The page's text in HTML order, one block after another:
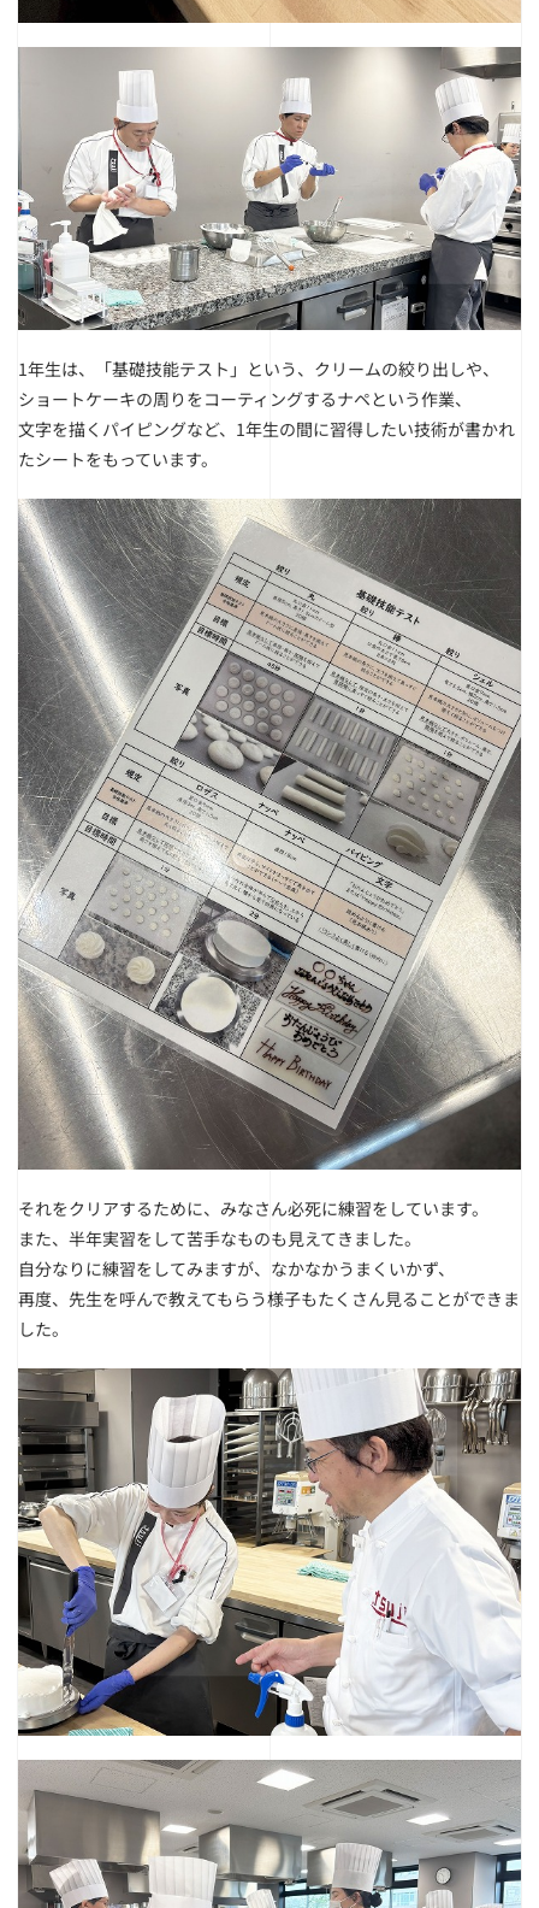
1年生は、「基礎技能テスト」という、クリームの絞り出しや、
ショートケーキの周りをコーティングするナペという作業、
文字を描くパイピングなど、1年生の間に習得したい技術が書かれ
たシートをもっています。
それをクリアするために、みなさん必死に練習をしています。
また、半年実習をして苦手なものも見えてきました。
自分なりに練習をしてみますが、なかなかうまくいかず、
再度、先生を呼んで教えてもらう様子もたくさん見ることができま
した。